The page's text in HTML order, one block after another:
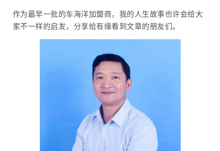
作为最早一批的车海洋加盟商，我的人生故事也许会给大
家不一样的启发，分享给有缘看到文章的朋友们。